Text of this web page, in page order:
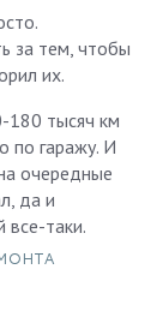
за тем, чтобы
их.
180 тысяч км
по гаражу. И
очередные
да и
все-таки.